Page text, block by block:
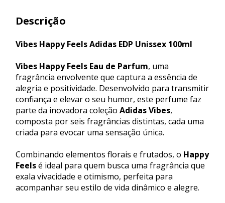
Descrição
Vibes Happy Feels Adidas EDP Unissex 100ml
Vibes Happy Feels Eau de Parfum, uma
fragrância envolvente que captura a essência de
alegria e positividade. Desenvolvido para transmitir
confiança e elevar o seu humor, este perfume faz
parte da inovadora coleção Adidas Vibes,
composta por seis fragrâncias distintas, cada uma
criada para evocar uma sensação única.
Combinando elementos florais e frutados, o Happy
Feelsé ideal para quem busca uma fragrância que
exala vivacidade e otimismo, perfeita para
acompanhar seu estilo de vida dinâmico e alegre.